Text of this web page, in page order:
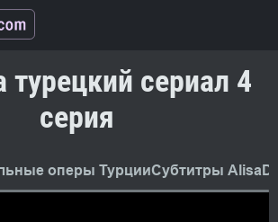
турецкий сериал 4
серия
оперы ТурцииСубтитры